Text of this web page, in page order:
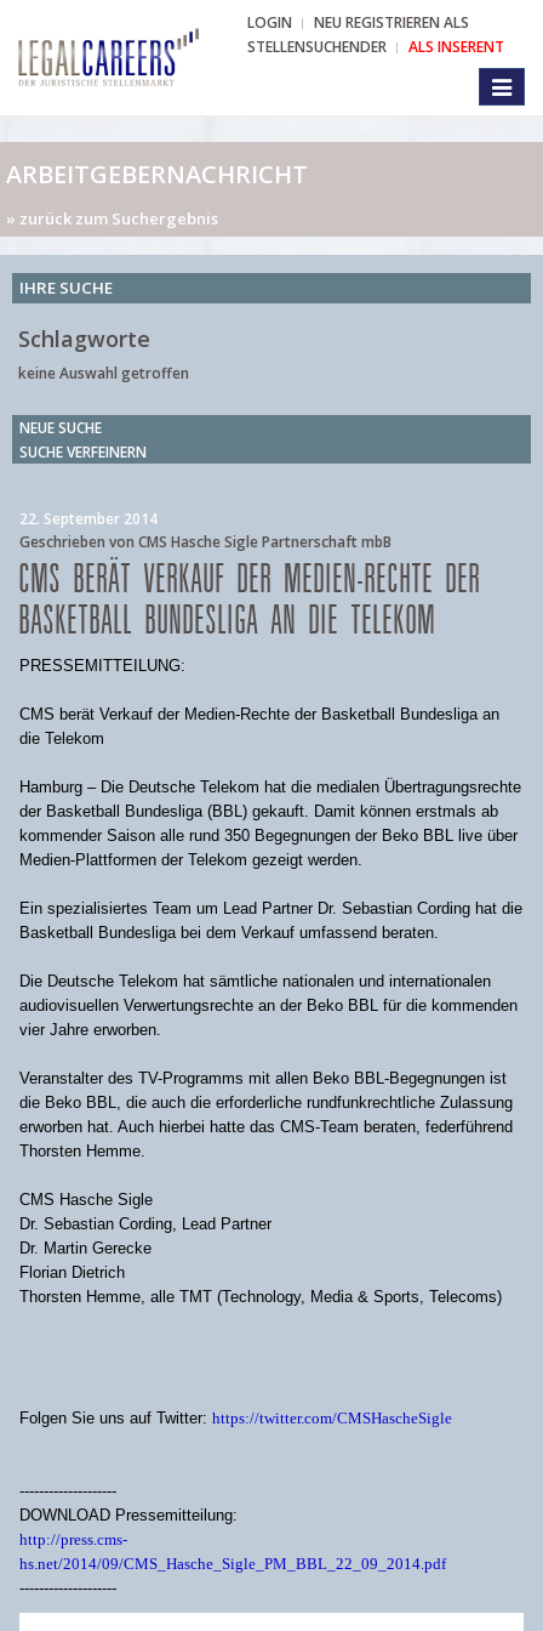
LOGIN
NEU REGISTRIEREN ALS
STELLENSUCHENDER
ALS INSERENT
ARBEITGEBERNACHRICHT
» zurück zum Suchergebnis
IHRE SUCHE
Schlagworte
keine Auswahl getroffen
NEUE SUCHE
SUCHE VERFEINERN
22. September 2014
Geschrieben von CMS Hasche Sigle Partnerschaft mbB
CMS BERÄT VERKAUF DER MEDIEN-RECHTE DER
BASKETBALL BUNDESLIGA AN DIE TELEKOM
PRESSEMITTEILUNG:
CMS berät Verkauf der Medien-Rechte der Basketball Bundesliga an
die Telekom
Hamburg – Die Deutsche Telekom hat die medialen Übertragungsrechte
der Basketball Bundesliga (BBL) gekauft. Damit können erstmals ab
kommender Saison alle rund 350 Begegnungen der Beko BBL live über
Medien-Plattformen der Telekom gezeigt werden.
Ein spezialisiertes Team um Lead Partner Dr. Sebastian Cording hat die
Basketball Bundesliga bei dem Verkauf umfassend beraten.
Die Deutsche Telekom hat sämtliche nationalen und internationalen
audiovisuellen Verwertungsrechte an der Beko BBL für die kommenden
vier Jahre erworben.
Veranstalter des TV-Programms mit allen Beko BBL-Begegnungen ist
die Beko BBL, die auch die erforderliche rundfunkrechtliche Zulassung
erworben hat. Auch hierbei hatte das CMS-Team beraten, federführend
Thorsten Hemme.
CMS Hasche Sigle
Dr. Sebastian Cording, Lead Partner
Dr. Martin Gerecke
Florian Dietrich
Thorsten Hemme, alle TMT (Technology, Media & Sports, Telecoms)
Folgen Sie uns auf Twitter: https://twitter.com/CMSHascheSigle
--------------------
DOWNLOAD Pressemitteilung:
http://press.cms-
hs.net/2014/09/CMS_Hasche_Sigle_PM_BBL_22_09_2014.pdf
--------------------